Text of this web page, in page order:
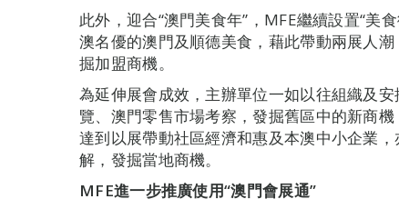
此外，迎合“澳門美食年”，MFE繼續設置“美
澳名優的澳門及順德美食，藉此帶動兩展人
掘加盟商機。
為延伸展會成效，主辦單位一如以往組織及
覽、澳門零售市場考察，發掘舊區中的新商
達到以展帶動社區經濟和惠及本澳中小企業
解，發掘當地商機。
MFE進一步推廣使用“澳門會展通”